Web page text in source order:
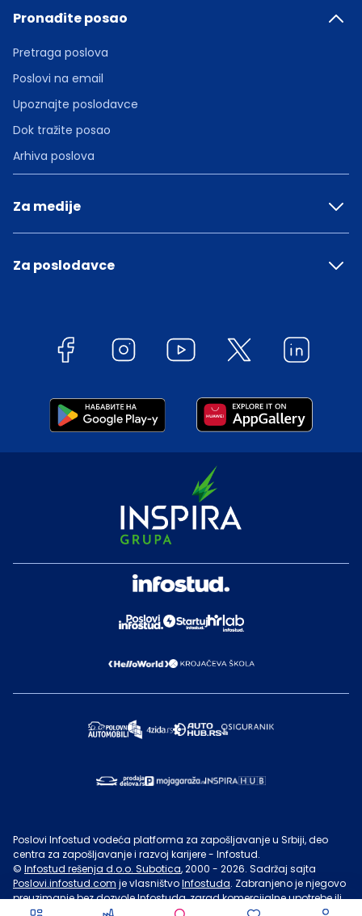
Pronađite posao
Pretraga poslova
Poslovi na email
Upoznajte poslodavce
Dok tražite posao
Arhiva poslova
Za medije
Za poslodavce
Poslovi Infostud vodeća platforma za zapošljavanje u Srbiji, deo
centra za zapošljavanje i razvoj karijere - Infostud.
© Infostud rešenja d.o.o. Subotica, 2000 - 2026. Sadržaj sajta
Poslovi.infostud.com je vlasništvoInfostuda. Zabranjeno je njegovo
preuzimanje bez dozvoleInfostuda, zarad komercijalne upotrebe ili
u druge svrhe, osim za lične potrebe posetilaca sajta.